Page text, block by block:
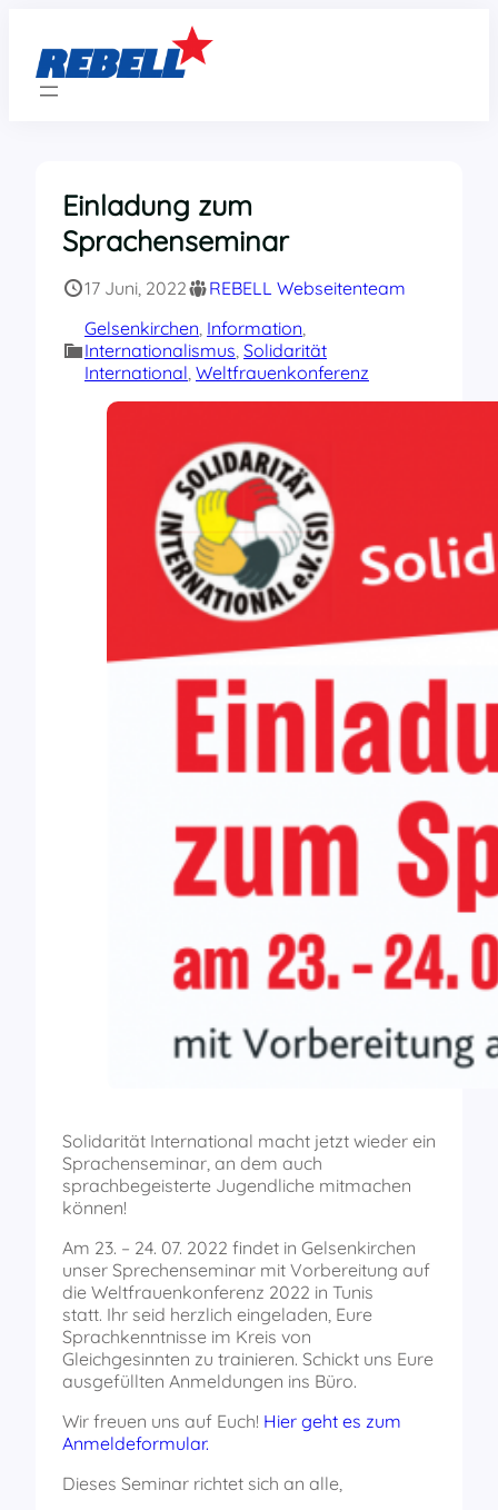
springen
Einladung zum
Sprachenseminar
17 Juni, 2022
REBELL Webseitenteam
Gelsenkirchen Information
Internationalismus Solidarität
International Weltfrauenkonferenz
Solidarität International macht jetzt wieder ein
Sprachenseminar, an dem auch
sprachbegeisterte Jugendliche mitmachen
können!
Am 23. – 24. 07. 2022 findet in Gelsenkirchen
unser Sprechenseminar mit Vorbereitung auf
die Weltfrauenkonferenz 2022 in Tunis
statt. Ihr seid herzlich eingeladen, Eure
Sprachkenntnisse im Kreis von
Gleichgesinnten zu trainieren. Schickt uns Eure
ausgefüllten Anmeldungen ins Büro.
Wir freuen uns auf Euch! Hier geht es zum
Anmeldeformular.
Dieses Seminar richtet sich an alle,